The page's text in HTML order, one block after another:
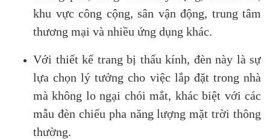
khu vực công cộng, sân vận động, trung tâm
thương mại và nhiều ứng dụng khác.
Với thiết kế trang bị thấu kính, đèn này là sự
lựa chọn lý tưởng cho việc lắp đặt trong nhà
mà không lo ngại chói mắt, khác biệt với các
mẫu đèn chiếu pha năng lượng mặt trời thông
thường.